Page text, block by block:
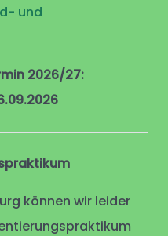
und
2026/27:
können wir leider